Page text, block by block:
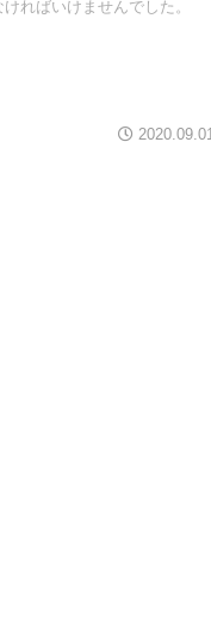
ればいけませんでした。
2020.09.01